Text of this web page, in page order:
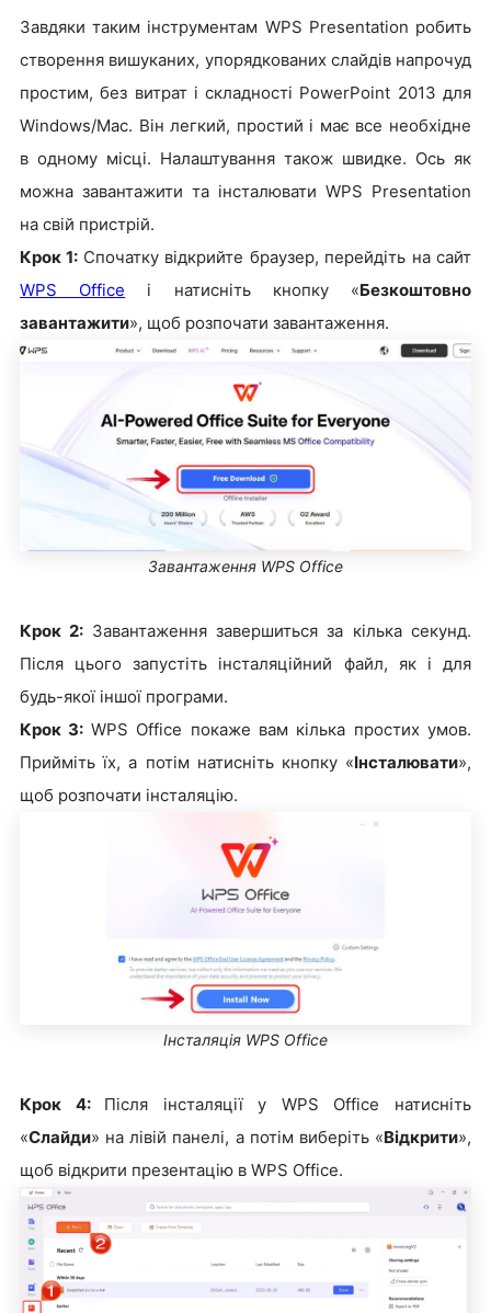
Завдяки таким інструментам WPS Presentation робить
створення вишуканих, упорядкованих слайдів напрочуд
простим, без витрат і складності PowerPoint 2013 для
Windows/Mac. Він легкий, простий і має все необхідне
в одному місці. Налаштування також швидке. Ось як
можна завантажити та інсталювати WPS Presentation
на свій пристрій.
Крок 1: Спочатку відкрийте браузер, перейдіть на сайт
WPS Office і натисніть кнопку «Безкоштовно
завантажити», щоб розпочати завантаження.
Завантаження WPS Office
Крок 2: Завантаження завершиться за кілька секунд.
Після цього запустіть інсталяційний файл, як і для
будь-якої іншої програми.
Крок 3: WPS Office покаже вам кілька простих умов.
Прийміть їх, а потім натисніть кнопку «Інсталювати»,
щоб розпочати інсталяцію.
Інсталяція WPS Office
Крок 4: Після інсталяції у WPS Office натисніть
«Слайди» на лівій панелі, а потім виберіть «Відкрити»,
щоб відкрити презентацію в WPS Office.